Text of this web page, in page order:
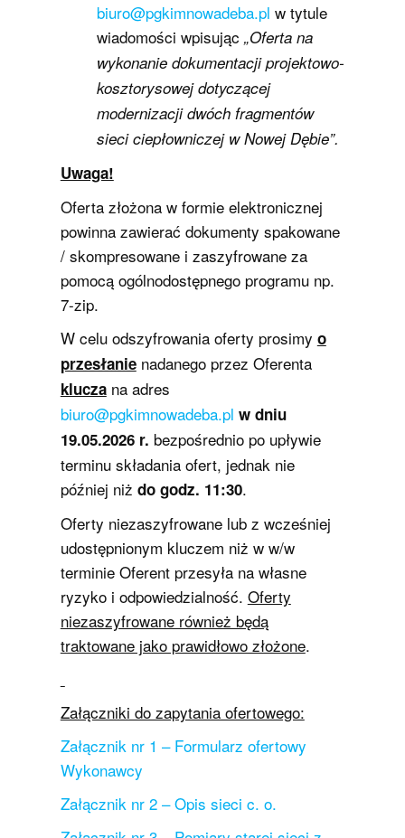
biuro@pgkimnowadeba.pl w tytule
wiadomości wpisując „Oferta na
wykonanie dokumentacji projektowo-
kosztorysowej dotyczącej
modernizacji dwóch fragmentów
sieci ciepłowniczej w Nowej Dębie”.
Uwaga!
Oferta złożona w formie elektronicznej
powinna zawierać dokumenty spakowane
/ skompresowane i zaszyfrowane za
pomocą ogólnodostępnego programu np.
7-zip.
W celu odszyfrowania oferty prosimy o
przesłanienadanego przez Oferenta
kluczana adres
biuro@pgkimnowadeba.pl w dniu
19.05.2026 r. bezpośrednio po upływie
terminu składania ofert, jednak nie
później niż do godz. 11:30.
Oferty niezaszyfrowane lub z wcześniej
udostępnionym kluczem niż w w/w
terminie Oferent przesyła na własne
ryzyko i odpowiedzialność. Oferty
niezaszyfrowane również będą
traktowane jako prawidłowo złożone.
Załączniki do zapytania ofertowego:
Załącznik nr 1 – Formularz ofertowy
Wykonawcy
Załącznik nr 2 – Opis sieci c. o.